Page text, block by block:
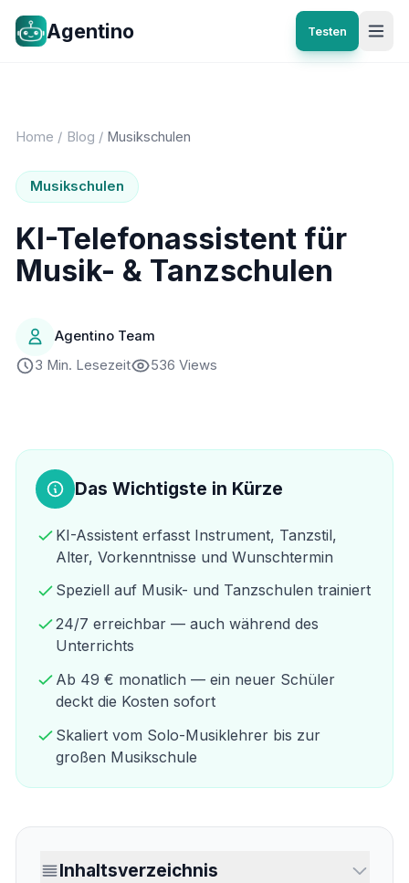
Agentino Testen
Home / Blog / Musikschulen
Musikschulen
KI-Telefonassistent für
Musik- & Tanzschulen
Agentino Team
3 Min. Lesezeit
536 Views
Das Wichtigste in Kürze
KI-Assistent erfasst Instrument, Tanzstil,
Alter, Vorkenntnisse und Wunschtermin
Speziell auf Musik- und Tanzschulen trainiert
24/7 erreichbar — auch während des
Unterrichts
Ab 49 € monatlich — ein neuer Schüler
deckt die Kosten sofort
Skaliert vom Solo-Musiklehrer bis zur
großen Musikschule
Inhaltsverzeichnis